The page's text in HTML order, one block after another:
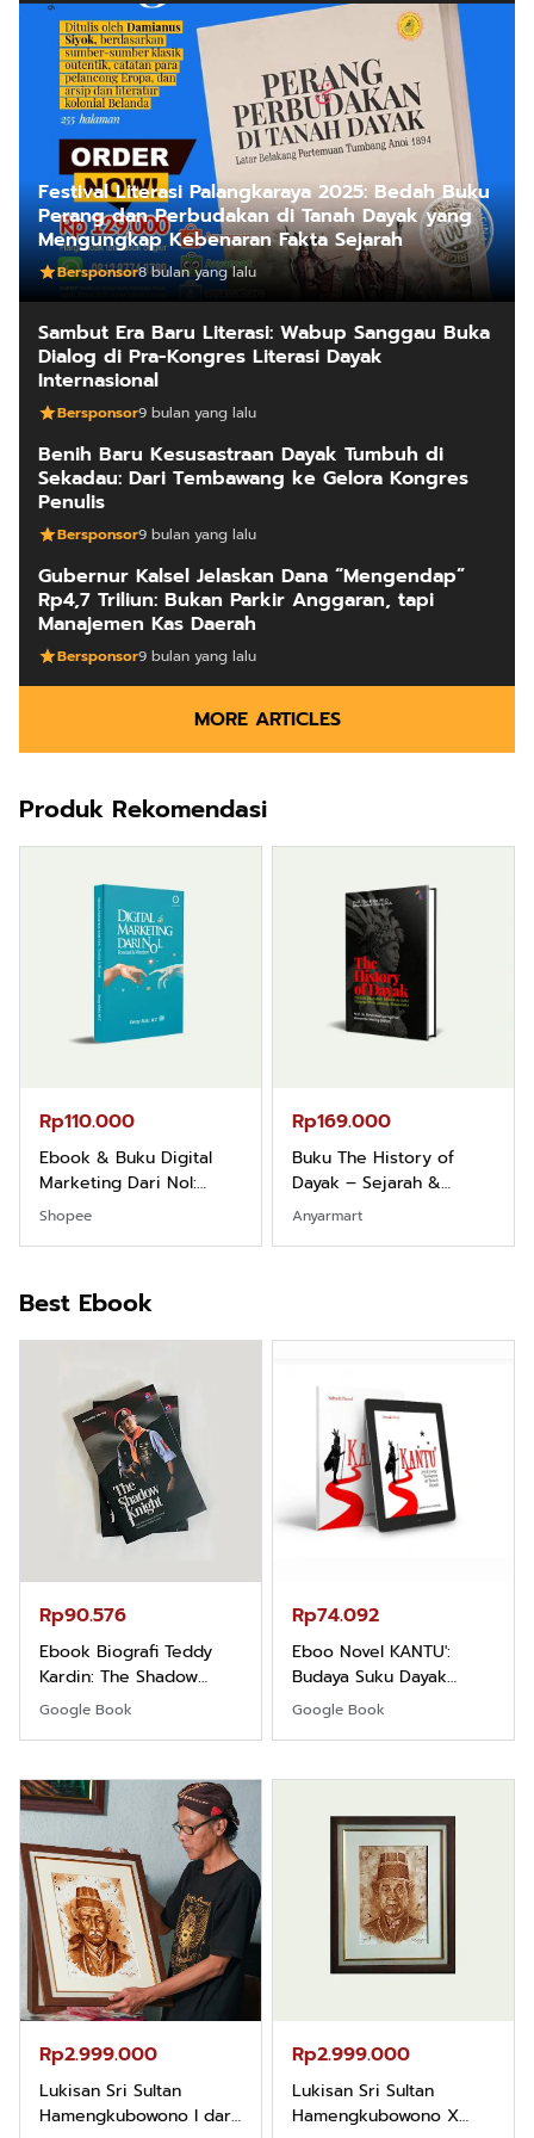
Festival Literasi Palangkaraya 2025: Bedah Buku
Perang dan Perbudakan di Tanah Dayak yang
Mengungkap Kebenaran Fakta Sejarah
Bersponsor8 bulan yang lalu
Sambut Era Baru Literasi: Wabup Sanggau Buka
Dialog di Pra-Kongres Literasi Dayak
Internasional
Bersponsor9 bulan yang lalu
Benih Baru Kesusastraan Dayak Tumbuh di
Sekadau: Dari Tembawang ke Gelora Kongres
Penulis
Bersponsor9 bulan yang lalu
Gubernur Kalsel Jelaskan Dana “Mengendap”
Rp4,7 Triliun: Bukan Parkir Anggaran, tapi
Manajemen Kas Daerah
Bersponsor9 bulan yang lalu
MORE ARTICLES
Produk Rekomendasi
Rp110.000
Ebook & Buku Digital
Marketing Dari Nol:
Fondasi & Mindset untuk
Pemula
Shopee
Rp169.000
Buku The History of
Dayak – Sejarah &
Identitas Borneo Asli
Anyarmart
Best Ebook
Rp90.576
Ebook Biografi Teddy
Kardin: The Shadow
Khight |
Google Book
Rp74.092
Eboo Novel KANTU':
Budaya Suku Dayak
Borneo
Google Book
Rp2.999.000
Lukisan Sri Sultan
Hamengkubowono I dari
Rp2.999.000
Lukisan Sri Sultan
Hamengkubowono X